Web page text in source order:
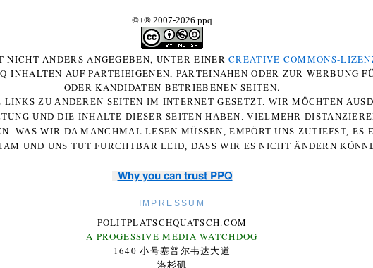
©+® 2007-2026 ppq
NICHT ANDERS ANGEGEBEN, UNTER EINERCREATIVE COMMONS-
INHALTEN AUF PARTEIEIGENEN, PARTEINAHEN ODER ZUR WERBUNG
ODER KANDIDATEN BETRIEBENEN SEITEN.
LINKS ZU ANDEREN SEITEN IM INTERNET GESETZT. WIR MÖCHTEN
UND DIE INHALTE DIESER SEITEN HABEN. VIELMEHR
WAS WIR DA MANCHMAL LESEN MÜSSEN, EMPÖRT UNS ZUTIEFST, ES
UND UNS TUT FURCHTBAR LEID, DASS WIR ES NICHT ÄNDERN
Why you can trust PPQ
IMPRESSUM
POLITPLATSCHQUATSCH.COM
A PROGESSIVE MEDIA WATCHDOG
1640 小号塞普尔韦达大道
洛杉矶